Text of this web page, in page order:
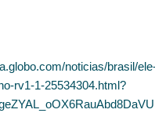
noticias/brasil/
rv1-1-25534304.html?